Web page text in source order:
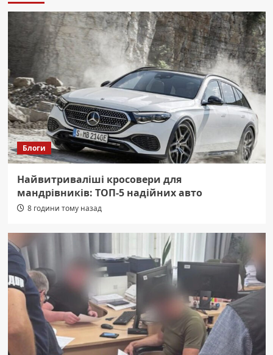
Блоги
Найвитриваліші кросовери для
мандрівників: ТОП-5 надійних авто
8 години тому назад